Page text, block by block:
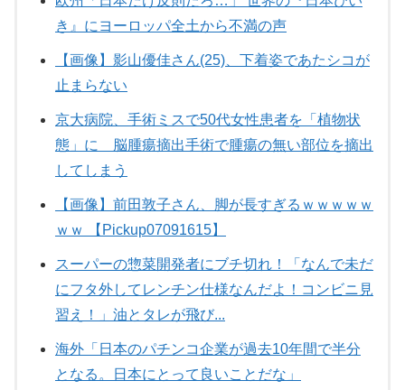
き』にヨーロッパ全土から不満の声
【画像】影山優佳さん(25)、下着姿であたシコが
止まらない
京大病院、手術ミスで50代女性患者を「植物状
態」に 脳腫瘍摘出手術で腫瘍の無い部位を摘出
してしまう
【画像】前田敦子さん、脚が長すぎるｗｗｗｗｗ
ｗｗ 【Pickup07091615】
スーパーの惣菜開発者にブチ切れ！「なんで未だ
にフタ外してレンチン仕様なんだよ！コンビニ見
習え！」油とタレが飛び...
海外「日本のパチンコ企業が過去10年間で半分
となる。日本にとって良いことだな」